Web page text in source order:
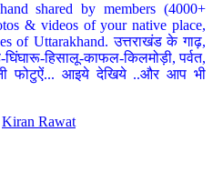
shared by members (4000+
& videos of your native place,
of Uttarakhand. उत्तराखंड के गाढ़,
हिसालू-काफल-किलमोड़ी, पर्वत,
फोटुऐं... आइये देखिये ..और आप भी
Kiran Rawat